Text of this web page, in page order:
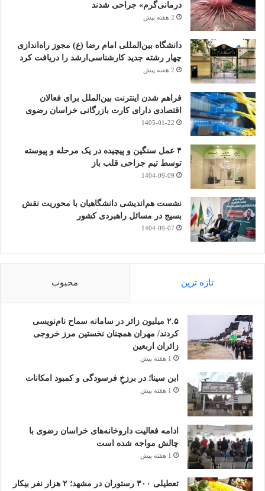
درمانی‌گرم» جراحی شدند
2 هفته پیش
دانشگاه بین‌المللی امام رضا (ع) مجوز راه‌اندازی
چهار رشته جدید کارشناسی‌ارشد را دریافت کرد
2 هفته پیش
فراهم شدن اینترنت بین‌الملل برای فعالان
اقتصادی دارای کارت بازرگانی خراسان رضوی
1405-01-22
۴ عمل سنگین و پیچیده در یک مرحله و پیوسته
توسط تیم جراحی قلب باز
1404-09-09
نشست هم‌اندیشی دانشگاهیان با محوریت نقش
بسیج در مسائل راهبردی کشور
1404-09-07
تازه ترین محبوب
۲.۵ میلیون زائر در سامانه سماح نام‌نویسی
کردند/ مهران همچنان نخستین مرز خروجی
زائران اربعین
1 هفته پیش
ابن سینا؛ در برزخِ فرسودگی و کمبود امکانات
1 هفته پیش
ادامه فعالیت داروخانه‌های خراسان رضوی با
چالش مواجه شده است
1 هفته پیش
تعطیلی ۳۰۰ رستوران در مشهد؛ ۲ هزار نفر بیکار